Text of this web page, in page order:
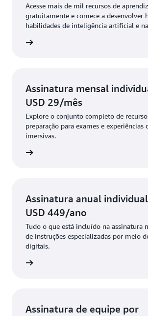
Acesse mais de mil recursos de
gratuitamente e comece a desenvolver
habilidades de inteligência artificial e
Assinatura mensal
USD 29/mês
Explore o conjunto completo de
preparação para exames e experiências
imersivas.
Assinatura anual
USD 449/ano
Tudo o que está incluído na assinatura
de instruções especializadas por meio
digitais.
Assinatura de equipe por